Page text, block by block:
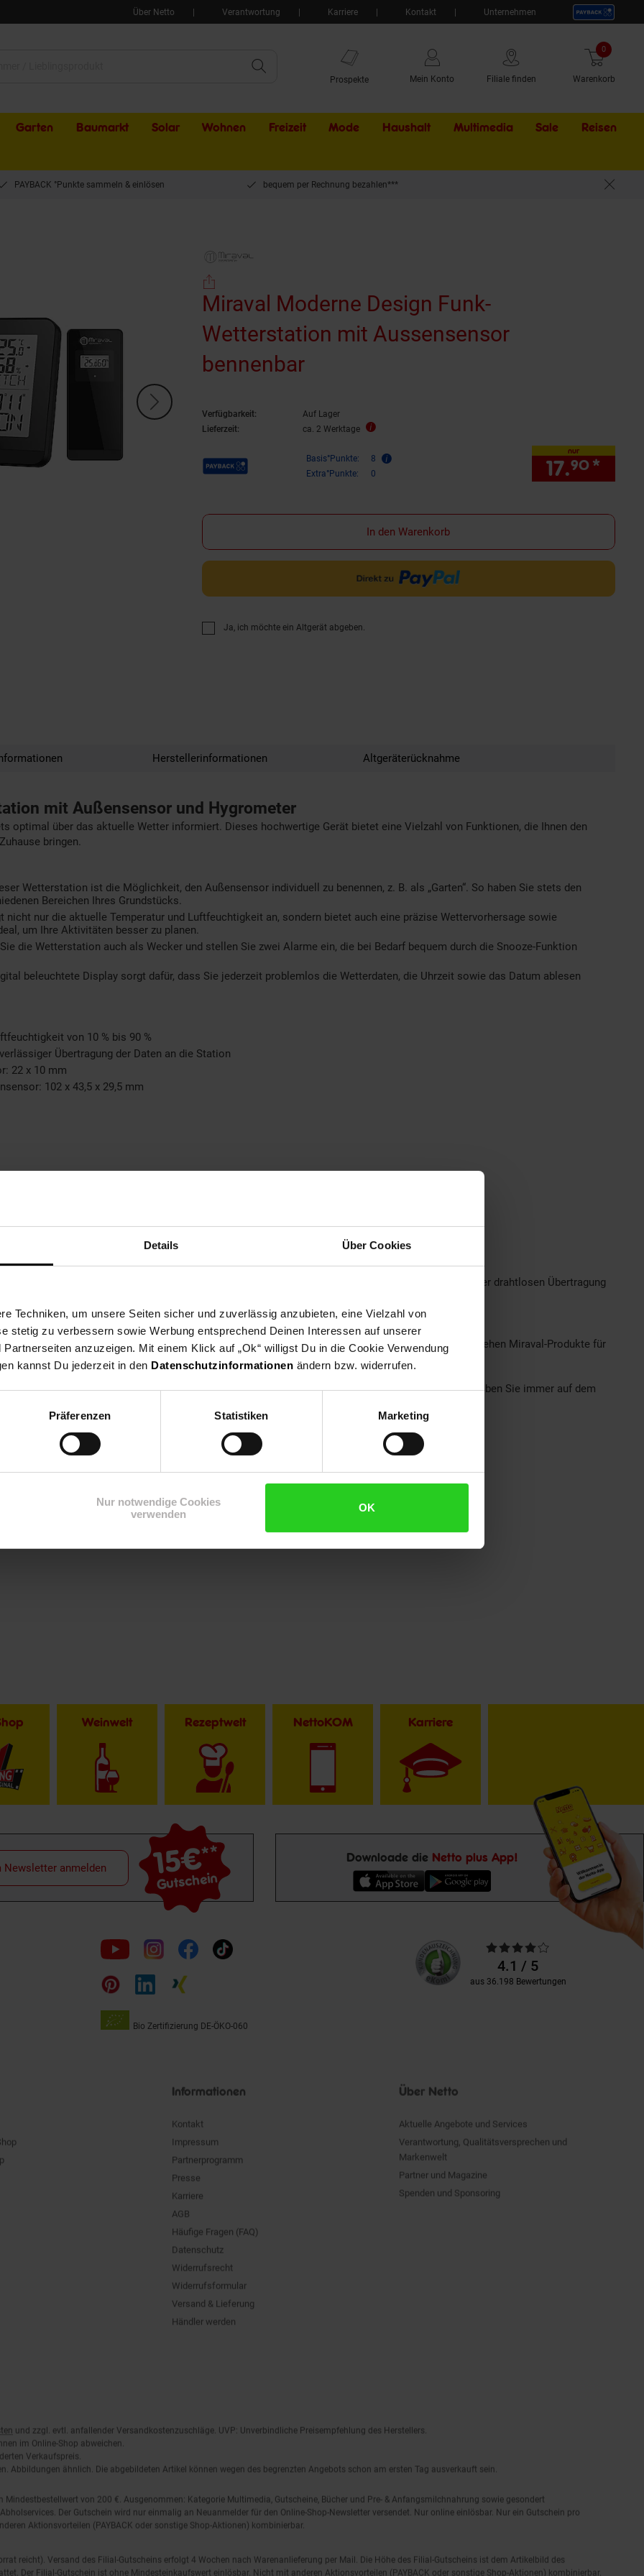
Details Über Cookies
Techniken, um unsere Seiten sicher und zuverlässig anzubieten, eine Vielzahl von
stetig zu verbessern sowie Werbung entsprechend Deinen Interessen auf unserer
anzuzeigen. Mit einem Klick auf „Ok“ willigst Du in die Cookie Verwendung
kannst Du jederzeit in den Datenschutzinformationen ändern bzw. widerrufen.
Präferenzen Statistiken Marketing
Nur notwendige Cookies
verwenden
OK
Über Netto Verantwortung Karriere Kontakt Unternehmen
Prospekte Mein Konto Filiale finden Warenkorb
0 Artikel
Garten Baumarkt Solar Wohnen Freizeit Mode Haushalt Multimedia Sale Externer
Reisen
PAYBACK °Punkte sammeln & einlösen bequem per Rechnung bezahlen***
Miraval Moderne Design Funk-
Wetterstation mit Aussensensor
bennenbar
Verfügbarkeit:
Auf Lager
Lieferzeit:
ca. 2 Werktage
Payback Punkte Basis°Punkte:
8
Extra°Punkte:
0
nur
17.90 *
In den Warenkorb
Ja, ich möchte ein Altgerät abgeben.
Herstellerinformationen Altgeräterücknahme
mit Außensensor und Hygrometer
optimal über das aktuelle Wetter informiert. Dieses hochwertige Gerät bietet eine Vielzahl von Funktionen, die Ihnen den
bringen.
Wetterstation ist die Möglichkeit, den Außensensor individuell zu benennen, z. B. als „Garten“. So haben Sie stets den
Bereichen Ihres Grundstücks.
nicht nur die aktuelle Temperatur und Luftfeuchtigkeit an, sondern bietet auch eine präzise Wettervorhersage sowie
um Ihre Aktivitäten besser zu planen.
die Wetterstation auch als Wecker und stellen Sie zwei Alarme ein, die bei Bedarf bequem durch die Snooze-Funktion
beleuchtete Display sorgt dafür, dass Sie jederzeit problemlos die Wetterdaten, die Uhrzeit sowie das Datum ablesen
von 10 % bis 90 %
Übertragung der Daten an die Station
22 x 10 mm
102 x 43,5 x 29,5 mm
Design und passt perfekt in jedes Wohnambiente. Dank der praktischen Wandmontage und der drahtlosen Übertragung
nutzen.
die Funktionalität und Stil perfekt vereinen. Mit Präzision und Liebe zum Detail entwickelt, stehen Miraval-Produkte für
Wetterstation auszustatten. Holen Sie sich die Miraval Germany Funk-Wetterstation und bleiben Sie immer auf dem
Weinwelt Rezeptwelt NettoKOM Karriere
15€**
Gutschein
Newsletter anmelden
Downloade die Netto plus App!
Folge
uns
auf
Unsere
Bio Zertifizierung DE-ÖKO-060
Kundenbewertungen
Durchschnittliche
Bewertungen4.1 / 5
aus 36.198 Bewertungen
Impressum
Partnerprogramm
Presse
Karriere
AGB
Häufige Fragen (FAQ)
Datenschutz
Widerrufsrecht
Widerrufsformular
Versand & Lieferung
Händler werden
Verantwortung, Qualitätsversprechen und
Markenwelt
Partner und Magazine
Spenden und Sponsoring
im Online-Shop abweichen.
Verkaufspreis.
Abbildungen ähnlich. Die abgebildeten Artikel können wegen des begrenzten Angebots schon am ersten Tag ausverkauft sein.
von 200 €. Ausgenommen: Kategorie Multimedia, Gutscheine, Bücher und Pre- & Anfangsmilchnahrung sowie gesondert
Der Gutschein wird nur einmalig an Neuanmelder für den Online-Shop-Newsletter versendet. Nur online einlösbar. Nur ein Gutschein pro
Aktionsvorteilen (PAYBACK oder sonstige Shop-Aktionen) kombinierbar.
reicht). Versand des Filial-Gutscheins erfolgt 4 Wochen nach Warenanlieferung per Mail. Die Höhe des Filial-Gutscheins ist dem Artikelbild des
Der Filial-Gutschein ist ohne Mindesteinkaufswert einlösbar. Nicht mit anderen Aktionsvorteilen (PAYBACK oder sonstige Shop-Aktionen) kombinierbar.